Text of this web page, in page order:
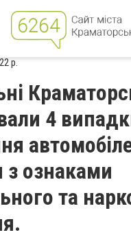
р.
4
з ознаками
та